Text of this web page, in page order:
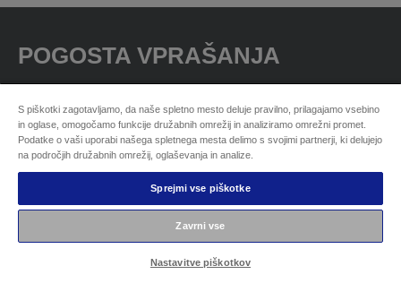
POGOSTA VPRAŠANJA
Katere so glavne razlike med učnimi konzolami TP4,
TP3 in TP2?
S piškotki zagotavljamo, da naše spletno mesto deluje pravilno, prilagajamo vsebino
in oglase, omogočamo funkcije družabnih omrežij in analiziramo omrežni promet.
Podatke o vaši uporabi našega spletnega mesta delimo s svojimi partnerji, ki delujejo
na področjih družabnih omrežij, oglaševanja in analize.
Sprejmi vse piškotke
Zavrni vse
Nastavitve piškotkov